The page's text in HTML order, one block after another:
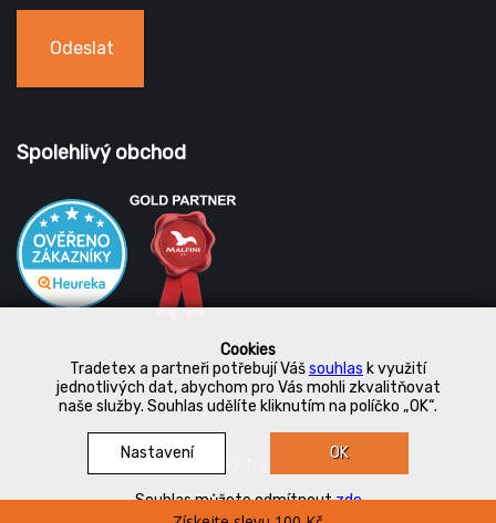
Cookies
Tradetex a partneři potřebují Vášsouhlas k využití
jednotlivých dat, abychom pro Vás mohli zkvalitňovat
naše služby. Souhlas udělíte kliknutím na políčko „OK“.
Nastavení OK
Souhlas můžete odmítnoutzde
Odeslat
Spolehlivý obchod